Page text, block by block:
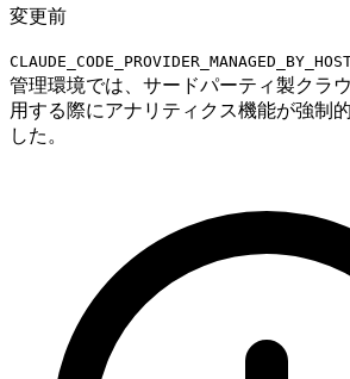
変更前
管理環境では、サードパーティ製クラ
用する際にアナリティクス機能が強制
した。